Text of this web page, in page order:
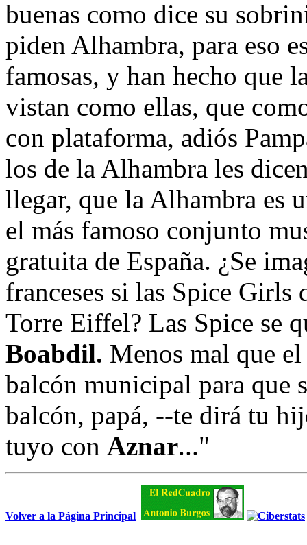
buenas como dice su
piden Alhambra, para eso
famosas, y han hecho que
vistan como ellas, que
con plataforma, adiós
los de la Alhambra les
llegar, que la Alhambra es
el más famoso conjunto
gratuita de España. ¿Se
franceses si las Spice Girls
Torre Eiffel? Las Spice se
Boabdil. Menos mal que
balcón municipal para que
balcón, papá, --te dirá tu
tuyo con Aznar..."
Volver a la Página Principal